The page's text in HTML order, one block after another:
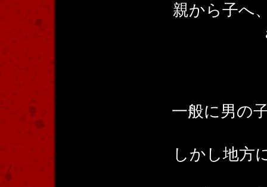
親から子へ
一般に男の
しかし地方